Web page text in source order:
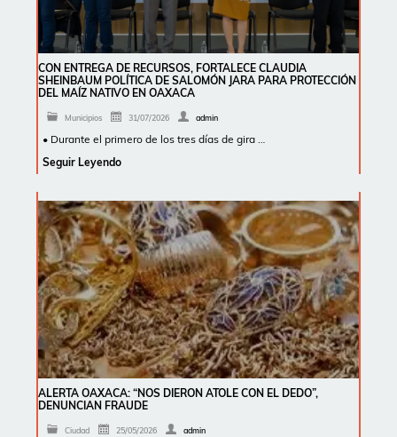
CON ENTREGA DE RECURSOS, FORTALECE CLAUDIA
SHEINBAUM POLÍTICA DE SALOMÓN JARA PARA PROTECCIÓN
DEL MAÍZ NATIVO EN OAXACA
Municipios 31/07/2026 admin
• Durante el primero de los tres días de gira …
Seguir Leyendo
ALERTA OAXACA: “NOS DIERON ATOLE CON EL DEDO”,
DENUNCIAN FRAUDE
Ciudad 25/05/2026 admin